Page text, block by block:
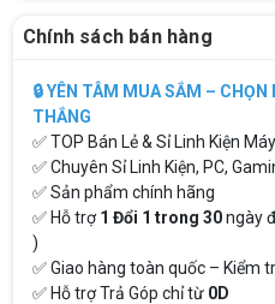
Chính sách bán hàng
🔒 YÊN TÂM MUA SẮM – CHỌN
THẮNG
✅ TOP Bán Lẻ & Sỉ Linh Kiện
✅ Chuyên Sỉ Linh Kiện, PC,
✅ Sản phẩm chính hãng
✅ Hỗ trợ1 Đổi 1 trong 30ngày
)
✅ Giao hàng toàn quốc – Kiểm
✅ Hỗ trợ Trả Góp chỉ từ 0D